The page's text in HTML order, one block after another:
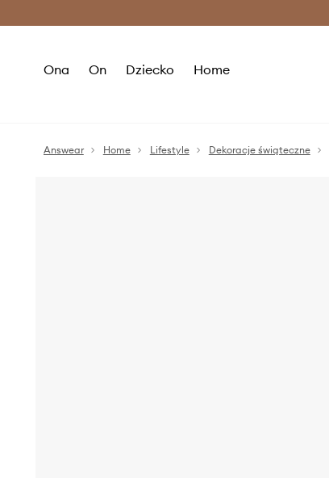
Ona On Dziecko Home
Answear Home Lifestyle Dekoracje świąteczne